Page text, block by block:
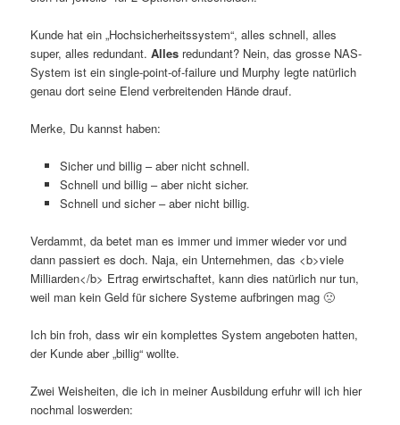
Kunde hat ein „Hochsicherheitssystem“, alles schnell, alles
super, alles redundant.Alles redundant? Nein, das grosse NAS-
System ist ein single-point-of-failure und Murphy legte natürlich
genau dort seine Elend verbreitenden Hände drauf.
Merke, Du kannst haben:
Sicher und billig – aber nicht schnell.
Schnell und billig – aber nicht sicher.
Schnell und sicher – aber nicht billig.
Verdammt, da betet man es immer und immer wieder vor und
dann passiert es doch. Naja, ein Unternehmen, das <b>viele
Milliarden</b> Ertrag erwirtschaftet, kann dies natürlich nur tun,
weil man kein Geld für sichere Systeme aufbringen mag 🙁
Ich bin froh, dass wir ein komplettes System angeboten hatten,
der Kunde aber „billig“ wollte.
Zwei Weisheiten, die ich in meiner Ausbildung erfuhr will ich hier
nochmal loswerden: